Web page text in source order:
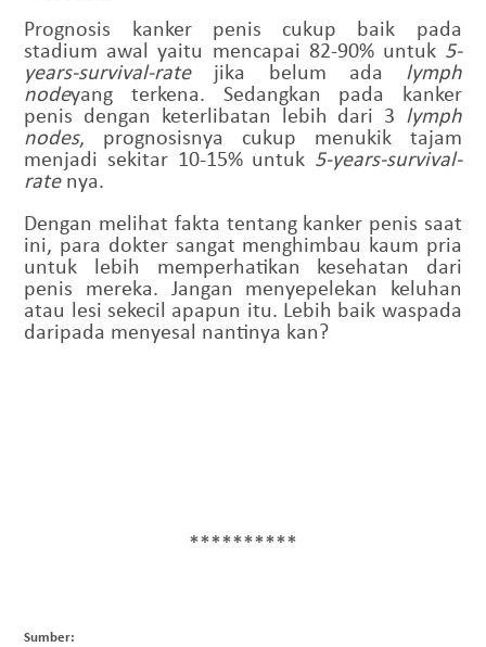
Prognosis kanker penis cukup baik pada
stadium awal yaitu mencapai 82-90% untuk 5-
years-survival-ratejika belum ada
lymph
nodeyang terkena. Sedangkan pada kanker
penis dengan keterlibatan lebih dari 3 lymph
nodes, prognosisnya cukup menukik tajam
menjadi sekitar 10-15% untuk 5-years-survival-
ratenya.
Dengan melihat fakta tentang kanker penis saat
ini, para dokter sangat menghimbau kaum pria
untuk lebih memperhatikan kesehatan dari
penis mereka. Jangan menyepelekan keluhan
atau lesi sekecil apapun itu. Lebih baik waspada
daripada menyesal nantinya kan?
**********
Sumber: